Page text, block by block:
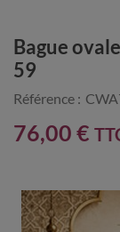
Bague
59
Référence :
76,00 €